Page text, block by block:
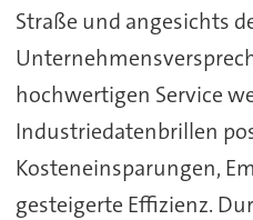
Straße und angesichts
hochwertigen Service
Industriedatenbrillen
Kosteneinsparungen,
gesteigerte Effizienz.